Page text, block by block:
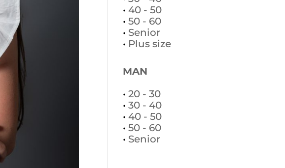
•40 - 50
•50 - 60
• Senior
• Plus size
MAN
•20 - 30
•30 - 40
•40 - 50
•50 - 60
• Senior